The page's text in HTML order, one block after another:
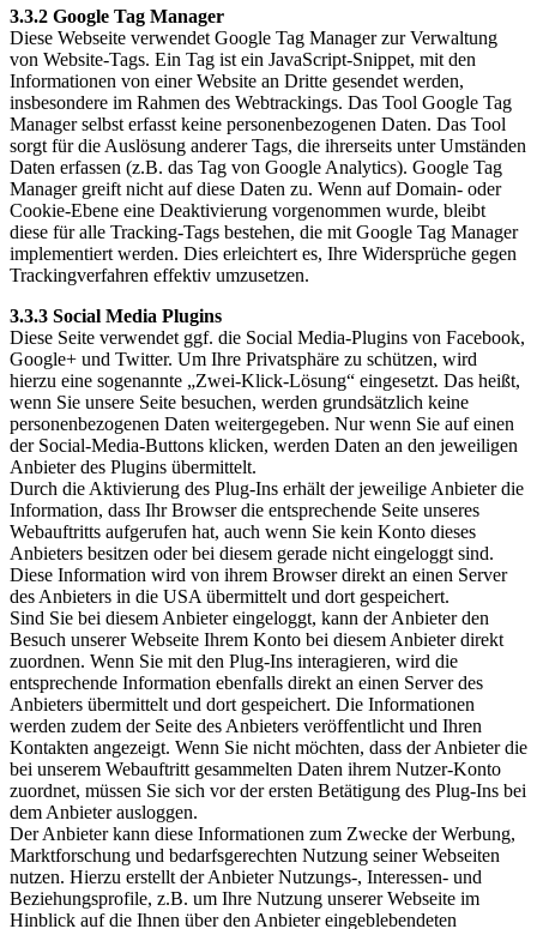
3.3.2 Google Tag Manager
Diese Webseite verwendet Google Tag Manager zur Verwaltung
von Website-Tags. Ein Tag ist ein JavaScript-Snippet, mit den
Informationen von einer Website an Dritte gesendet werden,
insbesondere im Rahmen des Webtrackings. Das Tool Google Tag
Manager selbst erfasst keine personenbezogenen Daten. Das Tool
sorgt für die Auslösung anderer Tags, die ihrerseits unter Umständen
Daten erfassen (z.B. das Tag von Google Analytics). Google Tag
Manager greift nicht auf diese Daten zu. Wenn auf Domain- oder
Cookie-Ebene eine Deaktivierung vorgenommen wurde, bleibt
diese für alle Tracking-Tags bestehen, die mit Google Tag Manager
implementiert werden. Dies erleichtert es, Ihre Widersprüche gegen
Trackingverfahren effektiv umzusetzen.
3.3.3 Social Media Plugins
Diese Seite verwendet ggf. die Social Media-Plugins von Facebook,
Google+ und Twitter. Um Ihre Privatsphäre zu schützen, wird
hierzu eine sogenannte „Zwei-Klick-Lösung“ eingesetzt. Das heißt,
wenn Sie unsere Seite besuchen, werden grundsätzlich keine
personenbezogenen Daten weitergegeben. Nur wenn Sie auf einen
der Social-Media-Buttons klicken, werden Daten an den jeweiligen
Anbieter des Plugins übermittelt.
Durch die Aktivierung des Plug-Ins erhält der jeweilige Anbieter die
Information, dass Ihr Browser die entsprechende Seite unseres
Webauftritts aufgerufen hat, auch wenn Sie kein Konto dieses
Anbieters besitzen oder bei diesem gerade nicht eingeloggt sind.
Diese Information wird von ihrem Browser direkt an einen Server
des Anbieters in die USA übermittelt und dort gespeichert.
Sind Sie bei diesem Anbieter eingeloggt, kann der Anbieter den
Besuch unserer Webseite Ihrem Konto bei diesem Anbieter direkt
zuordnen. Wenn Sie mit den Plug-Ins interagieren, wird die
entsprechende Information ebenfalls direkt an einen Server des
Anbieters übermittelt und dort gespeichert. Die Informationen
werden zudem der Seite des Anbieters veröffentlicht und Ihren
Kontakten angezeigt. Wenn Sie nicht möchten, dass der Anbieter die
bei unserem Webauftritt gesammelten Daten ihrem Nutzer-Konto
zuordnet, müssen Sie sich vor der ersten Betätigung des Plug-Ins bei
dem Anbieter ausloggen.
Der Anbieter kann diese Informationen zum Zwecke der Werbung,
Marktforschung und bedarfsgerechten Nutzung seiner Webseiten
nutzen. Hierzu erstellt der Anbieter Nutzungs-, Interessen- und
Beziehungsprofile, z.B. um Ihre Nutzung unserer Webseite im
Hinblick auf die Ihnen über den Anbieter eingeblebendeten